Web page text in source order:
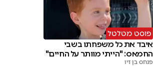
פוסט מטלטל
איבד את כל משפחתו בשבי
החמאס: "הייתי מוותר על החיים"
פנחס בן זיו